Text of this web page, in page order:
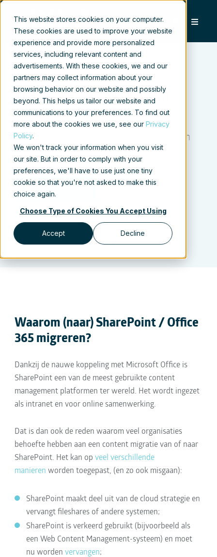
This website stores cookies on your computer.
These cookies are used to improve your website
experience and provide more personalized
services, including relevant content and
advertisements. With these cookies, we and our
partners may collect information about your
browsing behavior on our website and possibly
beyond. This helps us tailor our website and
communications to your preferences. To find out
more about the cookies we use, see our Privacy
Policy.
We won't track your information when you visit
our site. But in order to comply with your
preferences, we'll have to use just one tiny
cookie so that you're not asked to make this
choice again.
Choose Type of Cookies You Accept Using
Accept Decline
Migreer vanuit elk systeem
naar SharePoint Online
Efficiënte connector voor migraties van en
naar SharePoint Online
Waarom (naar) SharePoint / Office
365 migreren?
Dankzij de nauwe koppeling met Microsoft Office is
SharePoint een van de meest gebruikte content
management platformen ter wereld. Het wordt ingezet
als intranet en voor online samenwerking.
Dat is dan ook de reden waarom veel organisaties
behoefte hebben aan een content migratie van of naar
SharePoint. Het kan op veel verschillende
manieren worden toegepast, (en zo ook misgaan):
SharePoint maakt deel uit van de cloud strategie en
vervangt fileshares of andere systemen;
SharePoint is verkeerd gebruikt (bijvoorbeeld als
een Web Content Management-systeem) en moet
nu worden vervangen;